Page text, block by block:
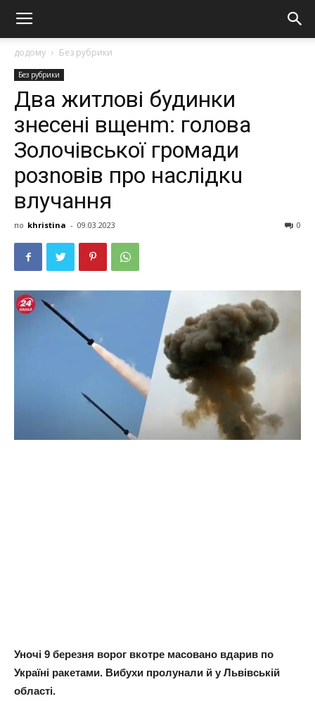
додому Без рубрики
Без рубрики
Два житлові будинки
знeсені вщенm: голова
Золочівської громади
розnовів про наслідкu
влyчання
по khristina - 09.03.2023 0
Уночі 9 березня ворог вкотре масовано вдарив по
Україні ракетами. Вибухи пролунали й у Львівській
області.